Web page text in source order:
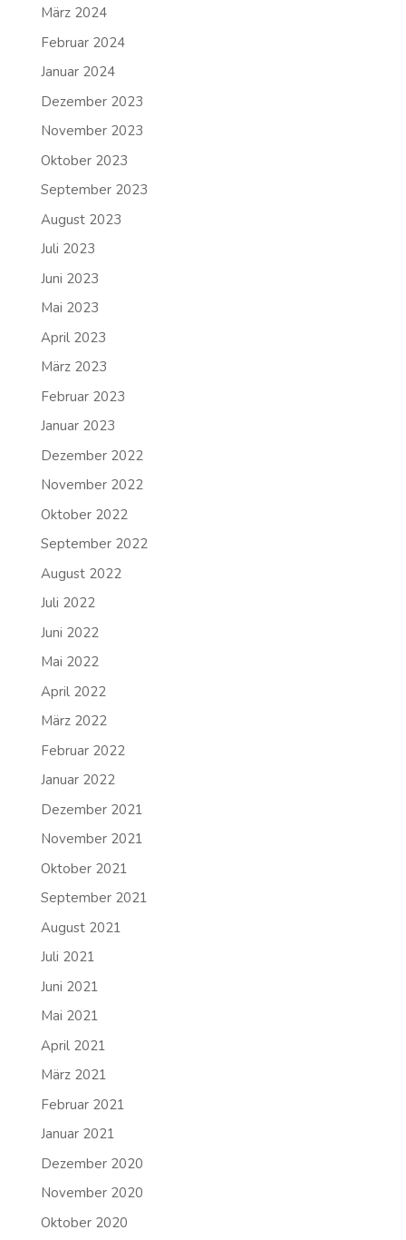
März 2024
Februar 2024
Januar 2024
Dezember 2023
November 2023
Oktober 2023
September 2023
August 2023
Juli 2023
Juni 2023
Mai 2023
April 2023
März 2023
Februar 2023
Januar 2023
Dezember 2022
November 2022
Oktober 2022
September 2022
August 2022
Juli 2022
Juni 2022
Mai 2022
April 2022
März 2022
Februar 2022
Januar 2022
Dezember 2021
November 2021
Oktober 2021
September 2021
August 2021
Juli 2021
Juni 2021
Mai 2021
April 2021
März 2021
Februar 2021
Januar 2021
Dezember 2020
November 2020
Oktober 2020